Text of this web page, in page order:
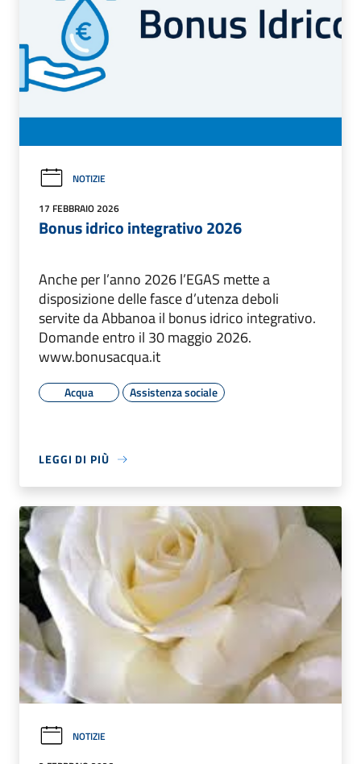
NOTIZIE
17 FEBBRAIO 2026
Bonus idrico integrativo 2026
Anche per l’anno 2026 l’EGAS mette a
disposizione delle fasce d’utenza deboli
servite da Abbanoa il bonus idrico integrativo.
Domande entro il 30 maggio 2026.
www.bonusacqua.it
Acqua Assistenza sociale
LEGGI DI PIÙ
NOTIZIE